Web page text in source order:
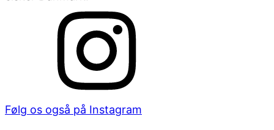
Følg os også på Instagram